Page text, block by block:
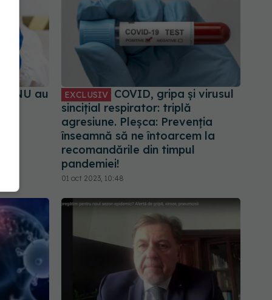
NU au
EXCLUSIV
COVID, gripa și virusul
sincițial respirator: triplă
agresiune. Pleșca: Prevenția
înseamnă să ne întoarcem la
recomandările din timpul
pandemiei!
01 oct 2023, 10:48